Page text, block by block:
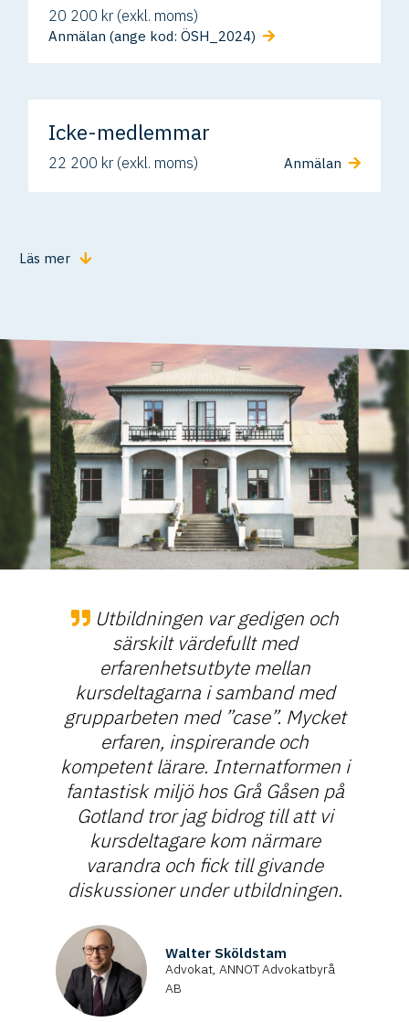
20 200 kr (exkl. moms)
Anmälan (ange kod: ÖSH_2024)
Icke-medlemmar
22 200 kr (exkl. moms) Anmälan
Läs mer
Utbildningen var gedigen och
särskilt värdefullt med
erfarenhetsutbyte mellan
kursdeltagarna i samband med
grupparbeten med ”case”. Mycket
erfaren, inspirerande och
kompetent lärare. Internatformen i
fantastisk miljö hos Grå Gåsen på
Gotland tror jag bidrog till att vi
kursdeltagare kom närmare
varandra och fick till givande
diskussioner under utbildningen.
Walter Sköldstam
Advokat, ANNOT Advokatbyrå
AB